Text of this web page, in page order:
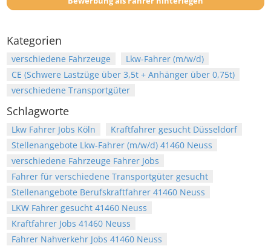
Kategorien
verschiedene Fahrzeuge
Lkw-Fahrer (m/w/d)
CE (Schwere Lastzüge über 3,5t + Anhänger über 0,75t)
verschiedene Transportgüter
Schlagworte
Lkw Fahrer Jobs Köln
Kraftfahrer gesucht Düsseldorf
Stellenangebote Lkw-Fahrer (m/w/d) 41460 Neuss
verschiedene Fahrzeuge Fahrer Jobs
Fahrer für verschiedene Transportgüter gesucht
Stellenangebote Berufskraftfahrer 41460 Neuss
LKW Fahrer gesucht 41460 Neuss
Kraftfahrer Jobs 41460 Neuss
Fahrer Nahverkehr Jobs 41460 Neuss